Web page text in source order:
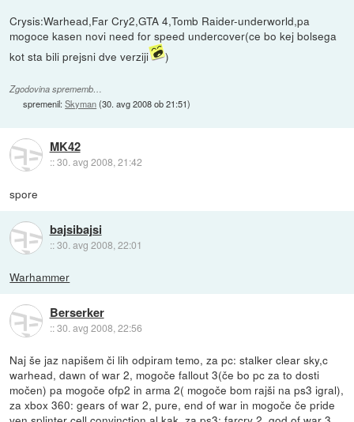
Crysis:Warhead,Far Cry2,GTA 4,Tomb Raider-underworld,pa
mogoce kasen novi need for speed undercover(ce bo kej bolsega
kot sta bili prejsni dve verziji
)
Zgodovina sprememb…
spremenil:Skyman(30. avg 2008 ob 21:51)
MK42
::30. avg 2008, 21:42
spore
bajsibajsi
::30. avg 2008, 22:01
Warhammer
Berserker
::30. avg 2008, 22:56
Naj še jaz napišem či lih odpiram temo, za pc: stalker clear sky,c
warhead, dawn of war 2, mogoče fallout 3(če bo pc za to dosti
močen) pa mogoče ofp2 in arma 2( mogoče bom rajši na ps3 igral),
za xbox 360: gears of war 2, pure, end of war in mogoče če pride